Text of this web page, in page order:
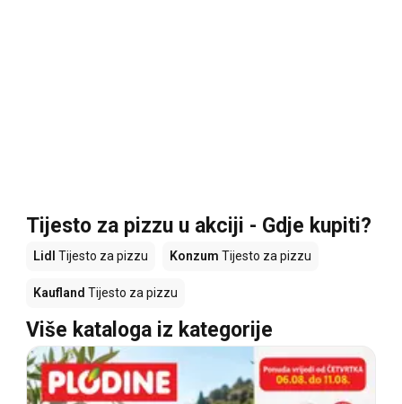
Tijesto za pizzu u akciji - Gdje kupiti?
Lidl Tijesto za pizzu Konzum Tijesto za pizzu
Kaufland Tijesto za pizzu
Više kataloga iz kategorije